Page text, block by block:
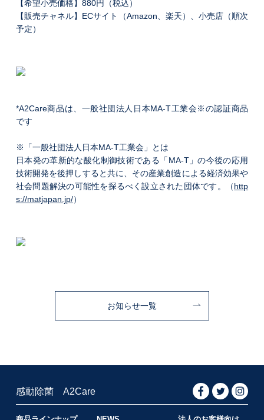
【希望小売価格】880円（税込）
【販売チャネル】ECサイト（Amazon、楽天）、小売店（順次
予定）
*A2Care商品は、一般社団法人日本MA-T工業会※の認証商品
です
※「一般社団法人日本MA-T工業会」とは
日本発の革新的な酸化制御技術である「MA-T」の今後の応用
技術開発を後押しすると共に、その産業創造による経済効果や
社会問題解決の可能性を探るべく設立された団体です。（http
s://matjapan.jp/）
お知らせ一覧
感動除菌 A2Care